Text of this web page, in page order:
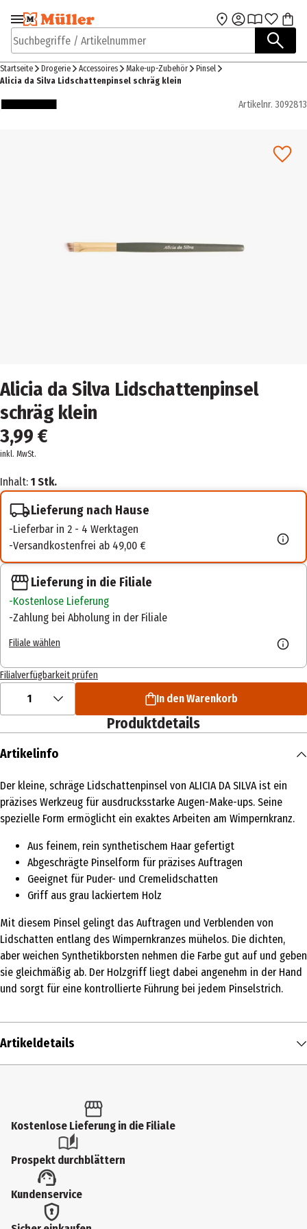
Zur Navigation
springen
Zum Hauptinhalt
Suchbegriffe / Artikelnummer
Startseite Drogerie Accessoires Make-up-Zubehör
Pinsel
Alicia da Silva Lidschattenpinsel schräg klein
Artikelnr. 3092813
Alicia da Silva Lidschattenpinsel
schräg klein
3,99 €
inkl. MwSt.
Inhalt: 1 Stk.
Lieferung nach Hause
Lieferbar in 2 - 4 Werktagen
Versandkostenfrei ab 49,00 €
Lieferung in die Filiale
Kostenlose Lieferung
Zahlung bei Abholung in der Filiale
Filiale wählen
Filialverfügbarkeit prüfen
1 In den Warenkorb
Produktdetails
Artikelinfo
Der kleine, schräge Lidschattenpinsel von ALICIA DA SILVA ist ein
präzises Werkzeug für ausdrucksstarke Augen-Make-ups. Seine
spezielle Form ermöglicht ein exaktes Arbeiten am Wimpernkranz.
Aus feinem, rein synthetischem Haar gefertigt
Abgeschrägte Pinselform für präzises Auftragen
Geeignet für Puder- und Cremelidschatten
Griff aus grau lackiertem Holz
Mit diesem Pinsel gelingt das Auftragen und Verblenden von
Lidschatten entlang des Wimpernkranzes mühelos. Die dichten,
aber weichen Synthetikborsten nehmen die Farbe gut auf und geben
sie gleichmäßig ab. Der Holzgriff liegt dabei angenehm in der Hand
und sorgt für eine kontrollierte Führung bei jedem Pinselstrich.
Artikeldetails
Produkttyp
Lidschattenpinsel & -applikatoren
Materialdetails
Holz & Holz grau; Synthetikhaar
Pflegehinweis
Kostenlose Lieferung in die Filiale
Prospekt durchblättern
Kundenservice